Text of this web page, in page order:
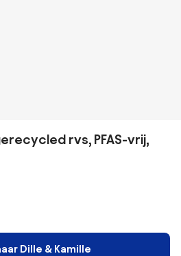
rvs, PFAS-vrij,
Dille & Kamille